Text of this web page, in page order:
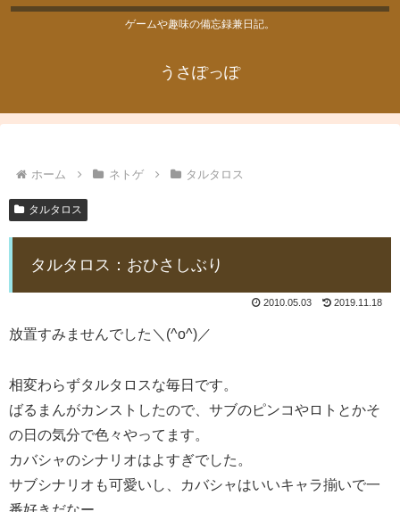
ゲームや趣味の備忘録兼日記。
うさぽっぽ
ホーム ネトゲ タルタロス
タルタロス
タルタロス：おひさしぶり
2010.05.03 2019.11.18
放置すみませんでした＼(^o^)／
相変わらずタルタロスな毎日です。
ばるまんがカンストしたので、サブのピンコやロトとかそ
の日の気分で色々やってます。
カバシャのシナリオはよすぎでした。
サブシナリオも可愛いし、カバシャはいいキャラ揃いで一